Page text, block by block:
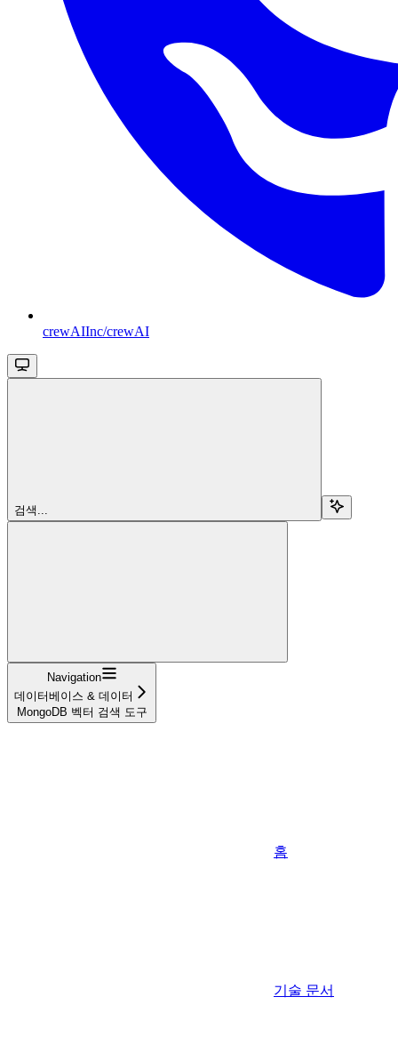
crewAIInc/crewAI
검색...
Navigation
데이터베이스 & 데이터
MongoDB 벡터 검색 도구
홈
기술 문서